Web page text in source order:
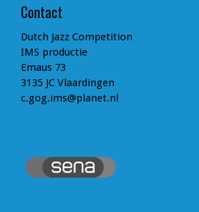
Contact
Dutch Jazz Competition
IMS productie
Emaus 73
3135 JC Vlaardingen
c.gog.ims@planet.nl